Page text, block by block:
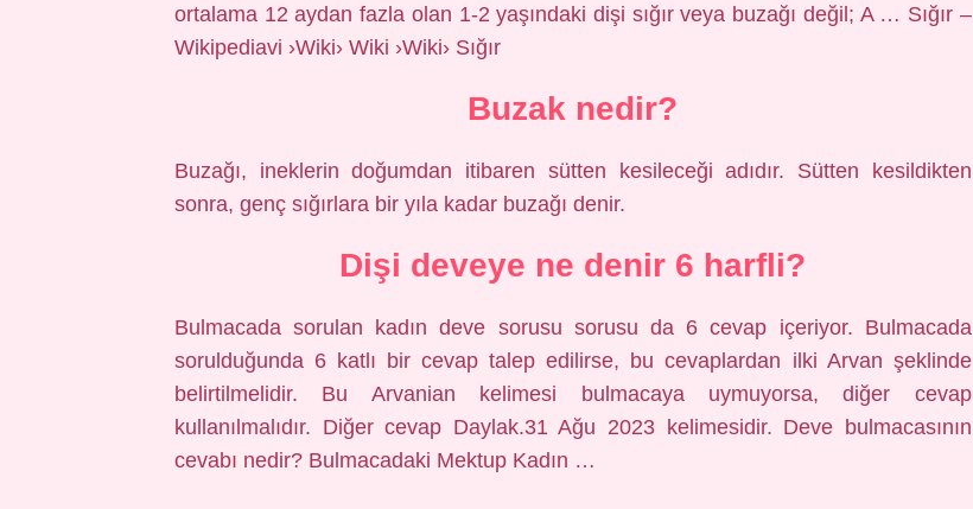
ortalama 12 aydan fazla olan 1-2 yaşındaki dişi sığır veya buzağı değil; A … Sığır –
Wikipediavi ›Wiki› Wiki ›Wiki› Sığır
Buzak nedir?
Buzağı, ineklerin doğumdan itibaren sütten kesileceği adıdır. Sütten kesildikten
sonra, genç sığırlara bir yıla kadar buzağı denir.
Dişi deveye ne denir 6 harfli?
Bulmacada sorulan kadın deve sorusu sorusu da 6 cevap içeriyor. Bulmacada
sorulduğunda 6 katlı bir cevap talep edilirse, bu cevaplardan ilki Arvan şeklinde
belirtilmelidir. Bu Arvanian kelimesi bulmacaya uymuyorsa, diğer cevap
kullanılmalıdır. Diğer cevap Daylak.31 Ağu 2023 kelimesidir. Deve bulmacasının
cevabı nedir? Bulmacadaki Mektup Kadın …